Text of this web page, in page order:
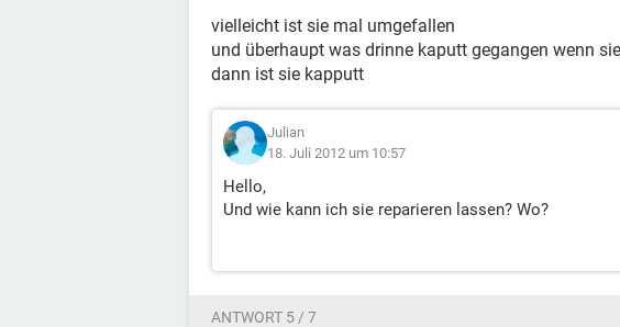
vielleicht ist sie mal umgefallen
und überhaupt was drinne kaputt gegangen wenn
dann ist sie kapputt
Julian
18. Juli 2012 um 10:57
Hello,
Und wie kann ich sie reparieren lassen? Wo?
ANTWORT 5 / 7